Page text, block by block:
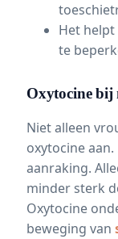
Het
te
Oxytocine bij
Niet alleen
oxytocine
aanraking.
minder sterk
Oxytocine
beweging van